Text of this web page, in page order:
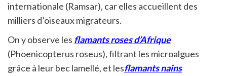
internationale (Ramsar), car elles accueillent des
milliers d’oiseaux migrateurs.
On y observe les flamants roses d’Afrique
(Phoenicopterus roseus), filtrant les microalgues
grâce à leur bec lamellé, et lesflamants nains